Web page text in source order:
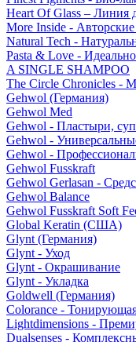
Heart Of Glass – Линия
More Inside -
Natural Tech -
Pasta & Love -
A SINGLE SHAMPOO
The Circle Chronicles -
Gehwol (Германия)
Gehwol Med
Gehwol - Пластыри,
Gehwol -
Gehwol -
Gehwol Fusskraft
Gehwol Gerlasan -
Gehwol Balance
Gehwol Fusskraft Soft
Global Keratin (США)
Glynt (Германия)
Glynt - Уход
Glynt - Окрашивание
Glynt - Укладка
Goldwell (Германия)
Colorance -
Lightdimensions -
Dualsenses -